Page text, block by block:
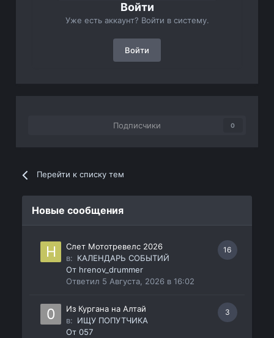
Войти
Уже есть аккаунт? Войти в систему.
Войти
Подписчики 0
Перейти к списку тем
Новые сообщения
16
Слет Мототревелс 2026
в: КАЛЕНДАРЬ СОБЫТИЙ
От hrenov_drummer
Ответил 5 Августа, 2026 в 16:02
3
Из Кургана на Алтай
в: ИЩУ ПОПУТЧИКА
От057